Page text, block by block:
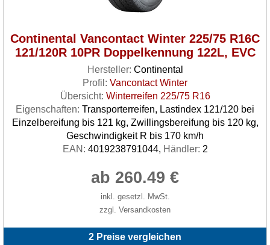
Continental Vancontact Winter 225/75 R16C
121/120R 10PR Doppelkennung 122L, EVC
Hersteller: Continental
Profil: Vancontact Winter
Übersicht: Winterreifen 225/75 R16
Eigenschaften: Transporterreifen, Lastindex 121/120 bei
Einzelbereifung bis 121 kg, Zwillingsbereifung bis 120 kg,
Geschwindigkeit R bis 170 km/h
EAN: 4019238791044, Händler: 2
ab 260.49 €
inkl. gesetzl. MwSt.
zzgl. Versandkosten
2 Preise vergleichen